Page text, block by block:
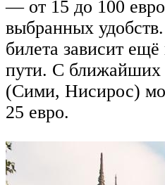
— от 15 до 100
выбранных
билета зависит
пути. С ближайших
(Сими, Нисирос)
25 евро.